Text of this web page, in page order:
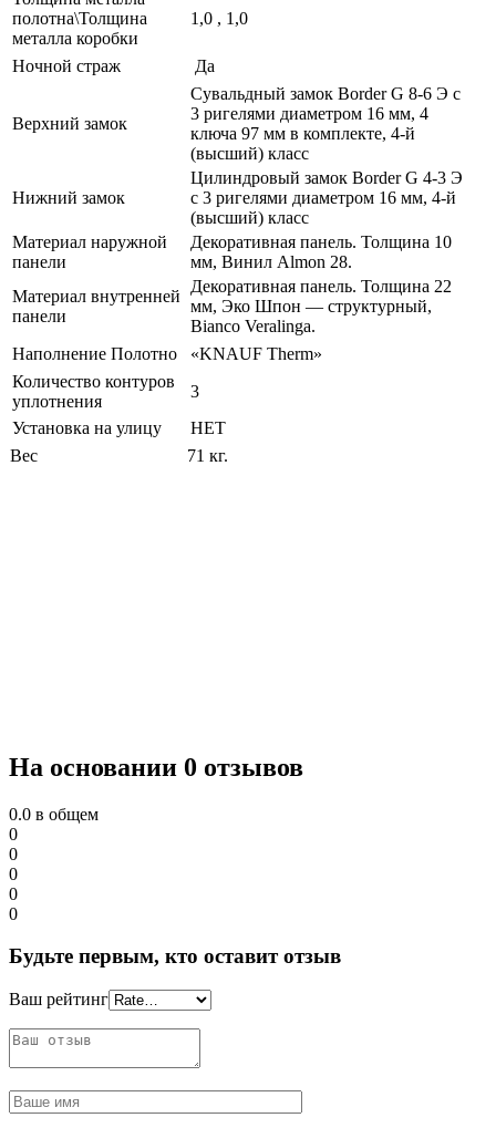
полотна\Толщина
металла коробки
1,0 , 1,0
Ночной страж Да
Верхний замок
Сувальдный замок Border G 8-6 Э с
3 ригелями диаметром 16 мм, 4
ключа 97 мм в комплекте, 4-й
(высший) класс
Нижний замок
Цилиндровый замок Border G 4-3 Э
с 3 ригелями диаметром 16 мм, 4-й
(высший) класс
Материал наружной
панели
Декоративная панель. Толщина 10
мм, Винил Almon 28.
Материал внутренней
панели
Декоративная панель. Толщина 22
мм, Эко Шпон — структурный,
Bianco Veralinga.
Наполнение Полотно
«KNAUF Therm»
Количество контуров
уплотнения
3
Установка на улицу
НЕТ
Вес
71 кг.
На основании 0 отзывов
0.0 в общем
0
0
0
0
0
Будьте первым, кто оставит отзыв
Ваш рейтинг